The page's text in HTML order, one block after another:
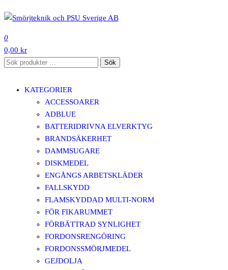
till
innehåll
0
0,00 kr
Sök
Sök
KATEGORIER
ACCESSOARER
ADBLUE
BATTERIDRIVNA ELVERKTYG
BRANDSÄKERHET
DAMMSUGARE
DISKMEDEL
ENGÅNGS ARBETSKLÄDER
FALLSKYDD
FLAMSKYDDAD MULTI-NORM
FÖR FIKARUMMET
FÖRBÄTTRAD SYNLIGHET
FORDONSRENGÖRING
FORDONSSMÖRJMEDEL
GEJDOLJA